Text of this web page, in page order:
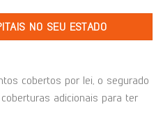
NO SEU ESTADO
cobertos por lei, o segurado
adicionais para ter